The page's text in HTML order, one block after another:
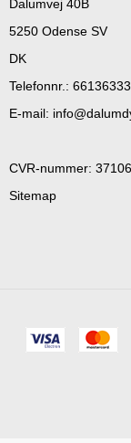
Dalumvej 40B
5250 Odense SV
DK
Telefonnr. : 66136333
E-mail:
CVR-nummer:
Sitemap